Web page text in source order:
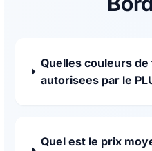
Quelles couleurs
autorisees par le
Quel est le prix